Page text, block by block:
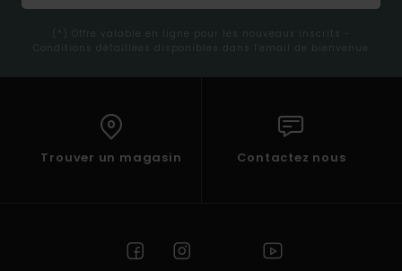
(*) Offre valable en ligne pour les nouveaux inscrits -
Conditions détaillées disponibles dans l'email de bienvenue
Trouver un magasin Contactez nous